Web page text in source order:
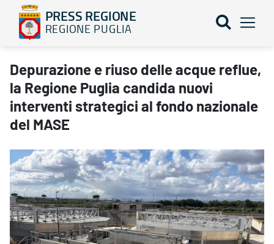
PRESS REGIONE
REGIONE PUGLIA
Depurazione e riuso delle acque reflue, la Regione Puglia
Depurazione e riuso delle acque reflue,
la Regione Puglia candida nuovi
interventi strategici al fondo nazionale
del MASE